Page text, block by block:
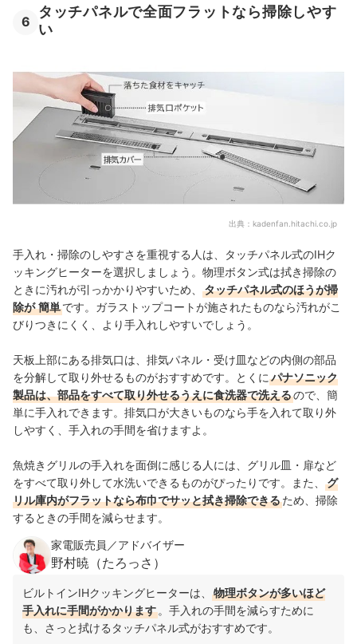
6
タッチパネルで全面フラットなら掃除しやす
い
出典： kadenfan.hitachi.co.jp
手入れ・掃除のしやすさを重視する人は、タッチパネル式のIHク
ッキングヒーターを選択しましょう。物理ボタン式は拭き掃除の
ときに汚れが引っかかりやすいため、
タッチパネル式のほうが掃
除が 簡単です。ガラストップコートが施されたものなら汚れがこ
びりつきにくく、より手入れしやすいでしょう。
天板上部にある排気口は、排気パネル・受け皿などの内側の部品
を分解して取り外せるものがおすすめです。とくに パナソニック
製品は、部品をすべて取り外せるうえに食洗器で洗えるので、簡
単に手入れできます。排気口が大きいものなら手を入れて取り外
しやすく、手入れの手間を省けますよ。
魚焼きグリルの手入れを面倒に感じる人には、グリル皿・扉など
をすべて取り外して水洗いできるものがぴったりです。また、
グ
リル庫内がフラットなら布巾でサッと拭き掃除できるため、掃除
するときの手間を減らせます。
家電販売員／アドバイザー
野村暁（たろっさ）
ビルトインIHクッキングヒーターは、
物理ボタンが多いほど
手入れに手間がかかります 。手入れの手間を減らすために
も、さっと拭けるタッチパネル式がおすすめです。